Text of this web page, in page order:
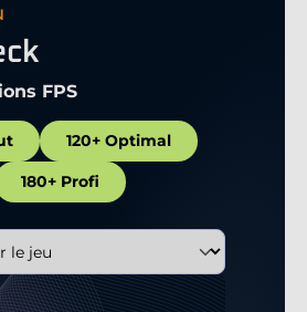
FPS
120+ Optimal
180+ Profi